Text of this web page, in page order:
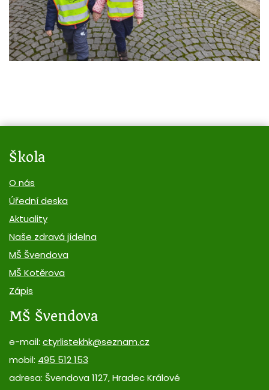
Škola
O nás
Úřední deska
Aktuality
Naše zdravá jídelna
MŠ Švendova
MŠ Kotěrova
Zápis
MŠ Švendova
e-mail: ctyrlistekhk@seznam.cz
mobil: 495 512 153
adresa: Švendova 1127, Hradec Králové